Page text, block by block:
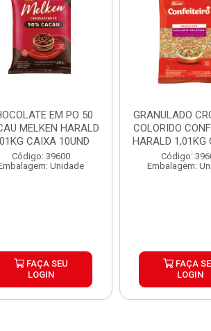
EM PO 50
MELKEN HARALD
CAIXA 10UND
Código: 39600
Unidade
FAÇA SEU
LOGIN
GRANULADO
COLORIDO
HARALD 1,01KG
Código:
Embalagem:
FAÇA
LOGIN